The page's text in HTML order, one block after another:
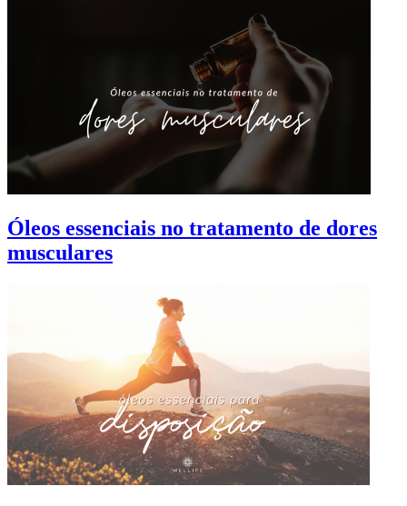
Óleos essenciais no tratamento de dores
musculares